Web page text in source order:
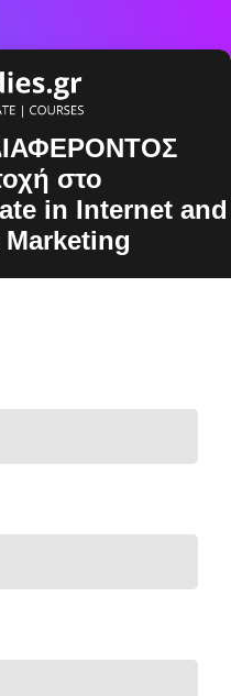
στο
in Internet and